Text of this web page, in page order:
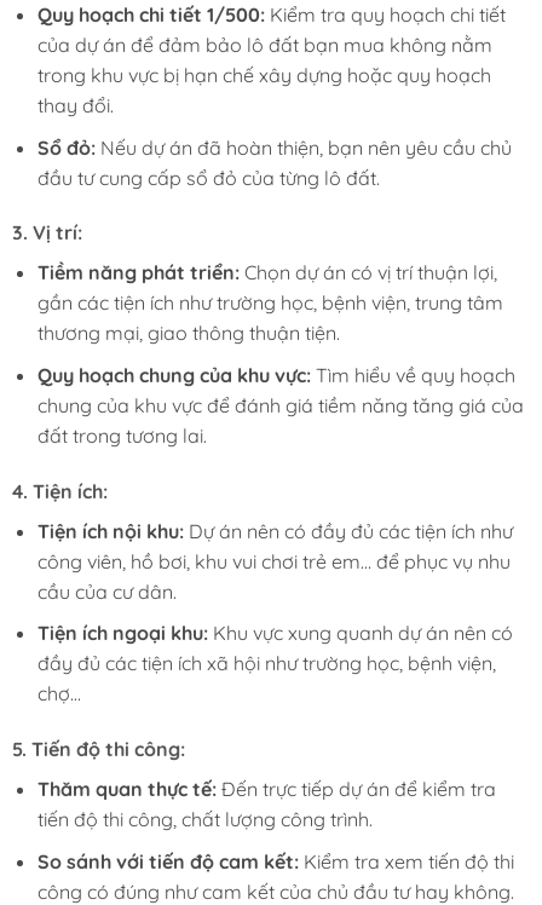
Quy hoạch chi tiết 1/500:Kiểm tra quy hoạch chi tiết
của dự án để đảm bảo lô đất bạn mua không nằm
trong khu vực bị hạn chế xây dựng hoặc quy hoạch
thay đổi.
Sổ đỏ:Nếu dự án đã hoàn thiện, bạn nên yêu cầu chủ
đầu tư cung cấp sổ đỏ của từng lô đất.
3. Vị trí:
Tiềm năng phát triển:Chọn dự án có vị trí thuận lợi,
gần các tiện ích như trường học, bệnh viện, trung tâm
thương mại, giao thông thuận tiện.
Quy hoạch chung của khu vực:Tìm hiểu về quy hoạch
chung của khu vực để đánh giá tiềm năng tăng giá của
đất trong tương lai.
4. Tiện ích:
Tiện ích nội khu:Dự án nên có đầy đủ các tiện ích như
công viên, hồ bơi, khu vui chơi trẻ em… để phục vụ nhu
cầu của cư dân.
Tiện ích ngoại khu:Khu vực xung quanh dự án nên có
đầy đủ các tiện ích xã hội như trường học, bệnh viện,
chợ…
5. Tiến độ thi công:
Thăm quan thực tế:Đến trực tiếp dự án để kiểm tra
tiến độ thi công, chất lượng công trình.
So sánh với tiến độ cam kết:Kiểm tra xem tiến độ thi
công có đúng như cam kết của chủ đầu tư hay không.